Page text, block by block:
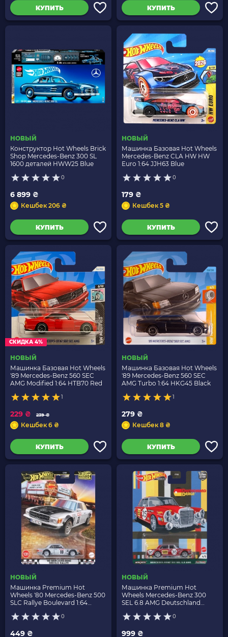
КУПИТЬ КУПИТЬ
НОВЫЙ
Конструктор Hot Wheels Brick
Shop Mercedes-Benz 300 SL
1600 деталей HWW25 Blue
0
6 899 ₴
Кешбек 206 ₴
КУПИТЬ
НОВЫЙ
Машинка Базовая Hot Wheels
Mercedes-Benz CLA HW HW
Euro 1:64 JJH63 Blue
0
179 ₴
Кешбек 5 ₴
КУПИТЬ
СКИДКА 4%
НОВЫЙ
Машинка Базовая Hot Wheels
'89 Mercedes-Benz 560 SEC
AMG Modified 1:64 HTB70 Red
1
239 ₴
229 ₴
Кешбек 6 ₴
КУПИТЬ
НОВЫЙ
Машинка Базовая Hot Wheels
'89 Mercedes-Benz 560 SEC
AMG Turbo 1:64 HKG45 Black
1
279 ₴
Кешбек 8 ₴
КУПИТЬ
НОВЫЙ
Машинка Premium Hot
Wheels '80 Mercedes-Benz 500
SLC Rallye Boulevard 1:64
0
449 ₴
НОВЫЙ
Машинка Premium Hot
Wheels Mercedes-Benz 300
SEL 6.8 AMG Deutschland
0
999 ₴